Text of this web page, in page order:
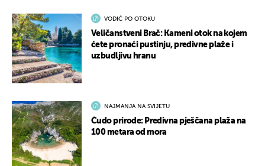
VODIČ PO OTOKU
Veličanstveni Brač: Kameni otok na kojem
ćete pronaći pustinju, predivne plaže i
uzbudljivu hranu
NAJMANJA NA SVIJETU
Čudo prirode: Predivna pješčana plaža na
100 metara od mora